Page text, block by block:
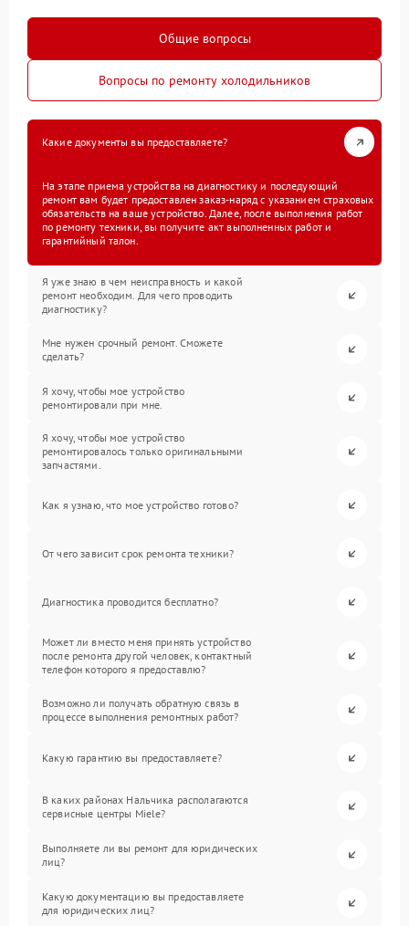
Общие вопросы
Вопросы по ремонту холодильников
Какие документы вы предоставляете?
На этапе приема устройства на диагностику и последующий
ремонт вам будет предоставлен заказ-наряд с указанием страховых
обязательств на ваше устройство. Далее, после выполнения работ
по ремонту техники, вы получите акт выполненных работ и
гарантийный талон.
Я уже знаю в чем неисправность и какой
ремонт необходим. Для чего проводить
диагностику?
Мне нужен срочный ремонт. Сможете
сделать?
Я хочу, чтобы мое устройство
ремонтировали при мне.
Я хочу, чтобы мое устройство
ремонтировалось только оригинальными
запчастями.
Как я узнаю, что мое устройство готово?
От чего зависит срок ремонта техники?
Диагностика проводится бесплатно?
Может ли вместо меня принять устройство
после ремонта другой человек, контактный
телефон которого я предоставлю?
Возможно ли получать обратную связь в
процессе выполнения ремонтных работ?
Какую гарантию вы предоставляете?
В каких районах Нальчика располагаются
сервисные центры Miele?
Выполняете ли вы ремонт для юридических
лиц?
Какую документацию вы предоставляете
для юридических лиц?